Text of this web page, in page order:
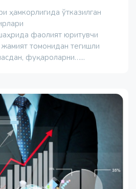
ўтказилган
фаолият юритувчи
томонидан тегишли
фуқароларни…...